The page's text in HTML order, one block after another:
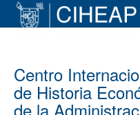
Centro
de Historia
de la